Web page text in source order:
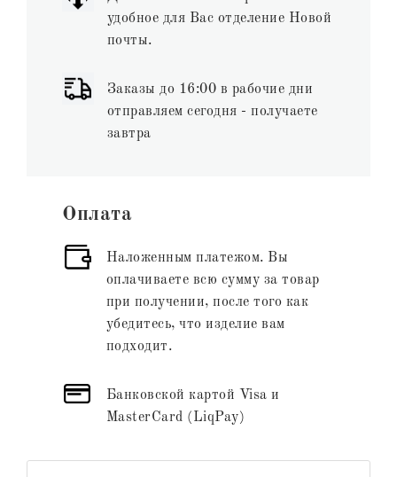
удобное для Вас отделение Новой
почты.
Заказы до 16:00 в рабочие дни
отправляем сегодня - получаете
завтра
Оплата
Наложенным платежом. Вы
оплачиваете всю сумму за товар
при получении, после того как
убедитесь, что изделие вам
подходит.
Банковской картой Visa и
MasterCard (LiqPay)